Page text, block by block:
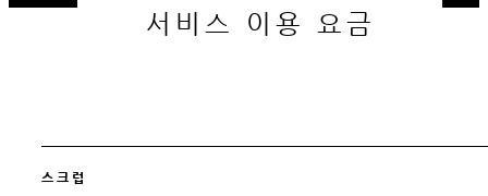
서비스 이용 요금
스크럽